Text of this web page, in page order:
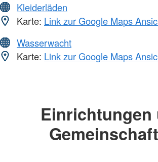
Kleiderläden
Karte: Link zur Google Maps
Wasserwacht
Karte: Link zur Google Maps
Einrichtungen